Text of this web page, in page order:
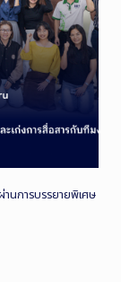
นการบรรยายพิเศษ